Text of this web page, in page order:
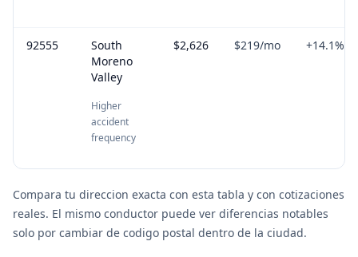
92555
South
Moreno
Valley
Higher
accident
frequency
$2,626 $219/mo +14.1%
Compara tu direccion exacta con esta tabla y con cotizaciones
reales. El mismo conductor puede ver diferencias notables
solo por cambiar de codigo postal dentro de la ciudad.